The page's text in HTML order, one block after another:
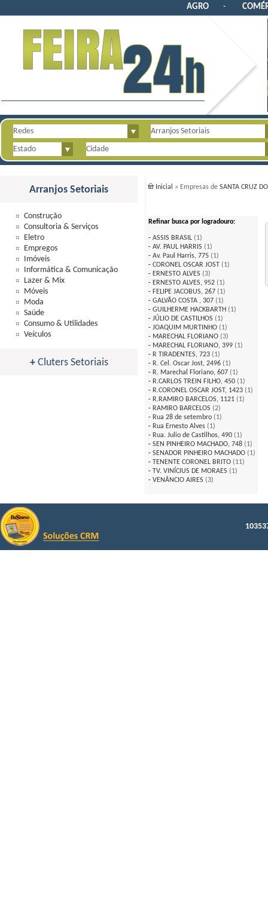
AGRO-
Arranjos Setoriais
Construção
Consultoria & Serviços
Eletro
Empregos
Imóveis
Informática & Comunicação
Lazer & Mix
Móveis
Moda
Saúde
Consumo & Utilidades
Veículos
Inicial » Empresas de SANTA CRUZ
Refinar busca por logradouro:
- ASSIS BRASIL (1)
- AV. PAUL HARRIS (1)
- Av. Paul Harris, 775 (1)
- CORONEL OSCAR JOST (1)
- ERNESTO ALVES (3)
- ERNESTO ALVES, 952 (1)
- FELIPE JACOBUS, 267 (1)
- GALVÃO COSTA , 307 (1)
- GUILHERME HACKBARTH (1)
- JÚLIO DE CASTILHOS (1)
- JOAQUIM MURTINHO (1)
- MARECHAL FLORIANO (3)
- MARECHAL FLORIANO, 399 (1)
- R TIRADENTES, 723 (1)
- R. Cel. Oscar Jost, 2496 (1)
- R. Marechal Floriano, 607 (1)
- R.CARLOS TREIN FILHO, 450 (1)
- R.CORONEL OSCAR JOST, 1423 (1)
- R.RAMIRO BARCELOS, 1121 (1)
- RAMIRO BARCELOS (2)
- Rua 28 de setembro (1)
- Rua Ernesto Alves (1)
- Rua. Julio de Castilhos, 490 (1)
- SEN PINHEIRO MACHADO, 748 (1)
- SENADOR PINHEIRO MACHADO (1)
- TENENTE CORONEL BRITO (11)
- TV. VINÍCIUS DE MORAES (1)
- VENÂNCIO AIRES (3)
+Cluters Setoriais